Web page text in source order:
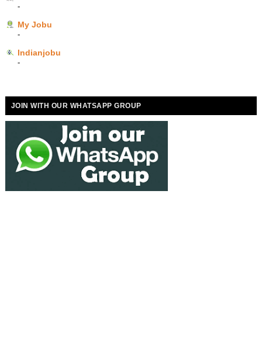
-
My Jobu
-
Indianjobu
-
JOIN WITH OUR WHATSAPP GROUP